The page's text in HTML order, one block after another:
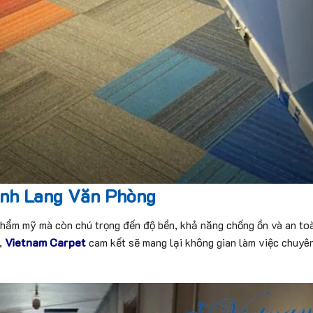
Lang Văn Phòng
mỹ mà còn chú trọng đến độ bền, khả năng chống ồn và an
Vietnam Carpetcam kết sẽ mang lại không gian làm việc